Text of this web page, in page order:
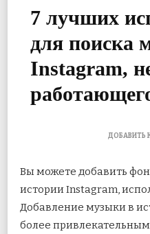
7 лучших
для поиска
Instagram,
ДОБАВИТЬ
Вы можете добавить
истории Instagram,
Добавление музыки в
более